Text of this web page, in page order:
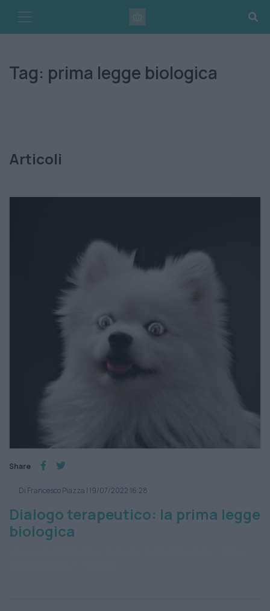
content
Tag: prima legge biologica
Articoli
Share
Di Francesco Piazza | 19/07/2022 16:28
Dialogo terapeutico: la prima legge
biologica